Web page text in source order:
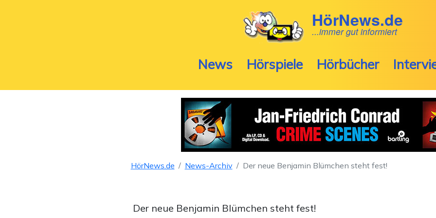
HörNews.de
...immer gut informiert
News Hörspiele Hörbücher
HörNews.de News-Archiv Der neue Benjamin Blümchen steht fest!
Der neue Benjamin Blümchen steht fest!